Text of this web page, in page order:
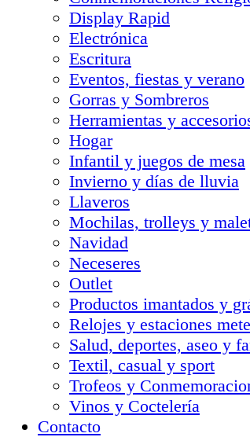
Display Rapid
Electrónica
Escritura
Eventos, fiestas y verano
Gorras y Sombreros
Herramientas y
Hogar
Infantil y juegos de mesa
Invierno y días de lluvia
Llaveros
Mochilas, trolleys y
Navidad
Neceseres
Outlet
Productos imantados y
Relojes y estaciones
Salud, deportes, aseo y
Textil, casual y sport
Trofeos y
Vinos y Coctelería
Contacto